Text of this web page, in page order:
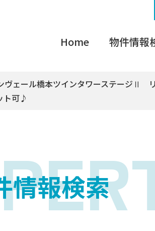
Home 物件情報
ェール橋本ツインタワーステージⅡ
ト可♪
情報検索